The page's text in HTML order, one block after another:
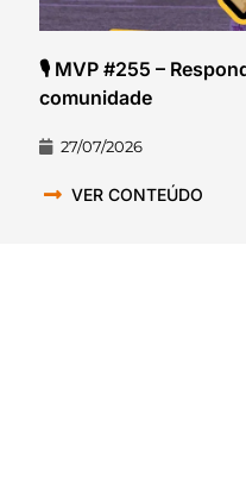
🎙️ MVP #255 –
comunidade
27/07/2026
VER CONTEÚDO